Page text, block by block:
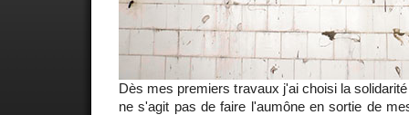
Dès mes premiers travaux j'ai choisi la
ne s'agit pas de faire l'aumône en sortie de